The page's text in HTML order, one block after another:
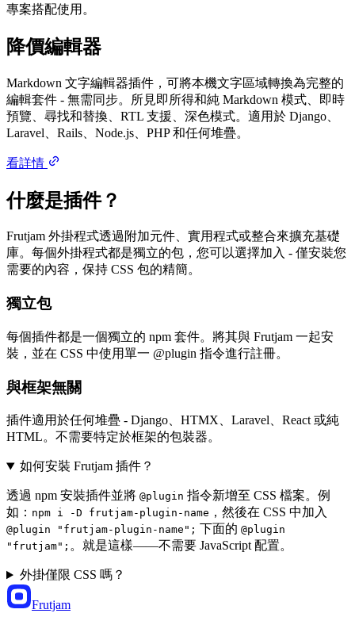
專案搭配使用。
降價編輯器
Markdown 文字編輯器插件，可將本機文字區域轉換為完整的
編輯套件 - 無需同步。所見即所得和純 Markdown 模式、即時
預覽、尋找和替換、RTL 支援、深色模式。適用於 Django、
Laravel、Rails、Node.js、PHP 和任何堆疊。
看詳情
什麼是插件？
Frutjam 外掛程式透過附加元件、實用程式或整合來擴充基礎
庫。每個外掛程式都是獨立的包，您可以選擇加入 - 僅安裝您
需要的內容，保持 CSS 包的精簡。
獨立包
每個插件都是一個獨立的 npm 套件。將其與 Frutjam 一起安
裝，並在 CSS 中使用單一 @plugin 指令進行註冊。
與框架無關
插件適用於任何堆疊 - Django、HTMX、Laravel、React 或純
HTML。不需要特定於框架的包裝器。
如何安裝 Frutjam 插件？
透過 npm 安裝插件並將 @plugin 指令新增至 CSS 檔案。例
如： npm i -D frutjam-plugin-name ，然後在 CSS 中加入
@plugin "frutjam-plugin-name"; 下面的 @plugin
"frutjam"; 。就是這樣——不需要 JavaScript 配置。
外掛僅限 CSS 嗎？
Frutjam